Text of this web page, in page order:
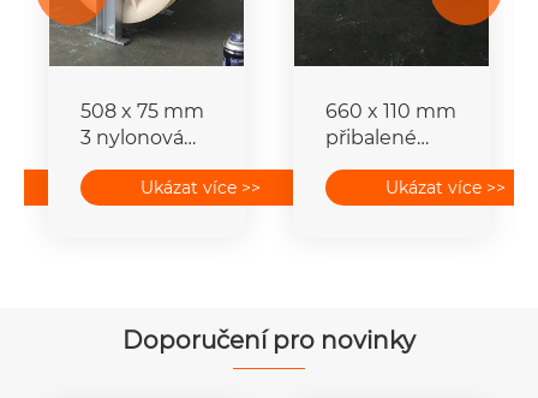
508 x 75 mm
3 nylonová
přibalenéUkázat více >>
660 x 110 mm
přibalené
strunovéUkázat více >>
Doporučení pro novinky